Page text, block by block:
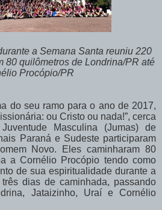
a Semana Santa reuniu 220
80 quilômetros de Londrina/PR até
Procópio/PR
do seu ramo para o ano de 2017,
ou Cristo ou nada!”, cerca
Masculina (Jumas) de
Paraná e Sudeste participaram
Novo. Eles caminharam 80
a Cornélio Procópio tendo como
de sua espiritualidade durante a
dias de caminhada, passando
Jataizinho, Uraí e Cornélio